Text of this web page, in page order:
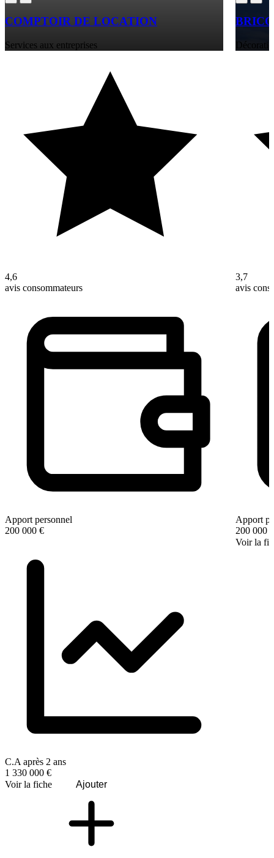
COMPTOIR DE LOCATION
Services aux entreprises
4,6
avis consommateurs
Apport personnel
200 000 €
C.A après 2 ans
1 330 000 €
Voir la fiche
Ajouter
3,7
avis
Apport
200 000 €
Voir la